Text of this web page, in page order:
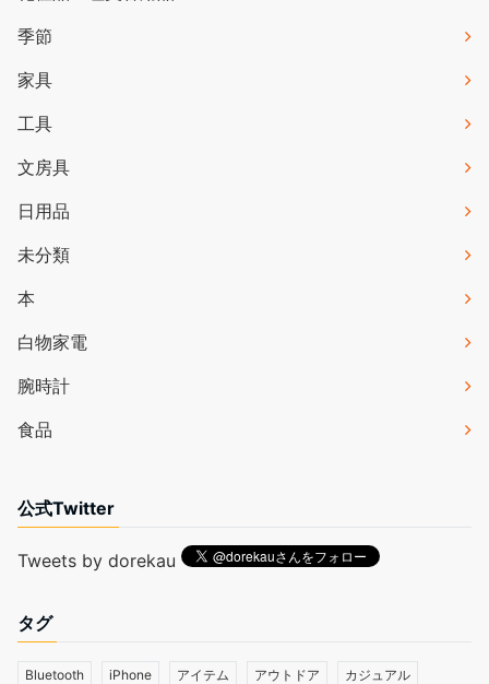
季節
家具
工具
文房具
日用品
未分類
本
白物家電
腕時計
食品
公式Twitter
Tweets by dorekau
タグ
Bluetooth iPhone アイテム アウトドア カジュアル